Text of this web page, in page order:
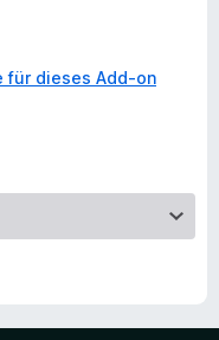
für dieses Add-on